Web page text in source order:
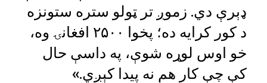
ډېرې دي. زموږ تر ټولو ستره ستونزه
د کور کرایه ده؛ پخوا ۲۵۰۰ افغانۍ وه،
خو اوس لوړه شوې، په داسې حال
کې چې کار هم نه پیدا کېږي.»